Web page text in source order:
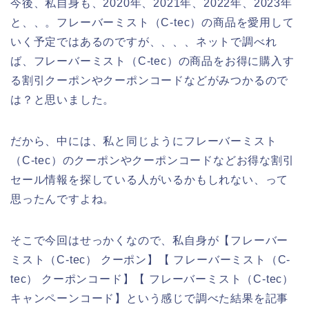
今後、私自身も、2020年、2021年、2022年、2023年
と、、。フレーバーミスト（C-tec）の商品を愛用して
いく予定ではあるのですが、、、、ネットで調べれ
ば、フレーバーミスト（C-tec）の商品をお得に購入す
る割引クーポンやクーポンコードなどがみつかるので
は？と思いました。
だから、中には、私と同じようにフレーバーミスト
（C-tec）のクーポンやクーポンコードなどお得な割引
セール情報を探している人がいるかもしれない、って
思ったんですよね。
そこで今回はせっかくなので、私自身が【フレーバー
ミスト（C-tec） クーポン】【 フレーバーミスト（C-
tec） クーポンコード】【 フレーバーミスト（C-tec）
キャンペーンコード】という感じで調べた結果を記事